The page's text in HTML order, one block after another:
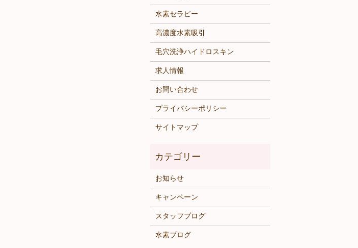
水素セラピー
高濃度水素吸引
毛穴洗浄ハイドロスキン
求人情報
お問い合わせ
プライバシーポリシー
サイトマップ
お知らせ
キャンペーン
スタッフブログ
水素ブログ